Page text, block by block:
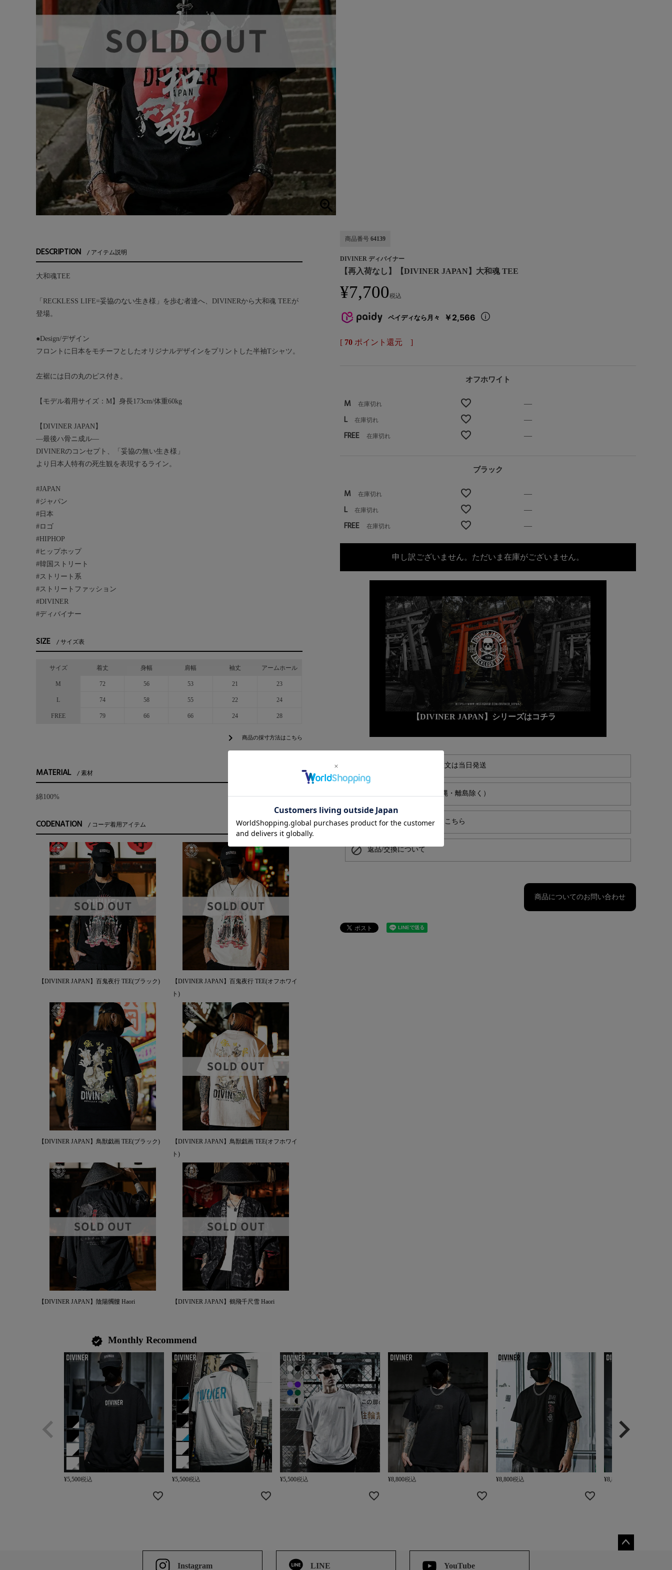
DESCRIPTION アイテム説明
大和魂TEE
「RECKLESS LIFE=妥協のない生き様」を歩む者達へ、DIVINERから大和魂 TEEが
登場。
●Design/デザイン
フロントに日本をモチーフとしたオリジナルデザインをプリントした半袖Tシャツ。
左裾には日の丸のピス付き。
【モデル着用サイズ：M】身長173cm/体重60kg
【DIVINER JAPAN】
―最後ハ骨ニ成ル―
DIVINERのコンセプト、「妥協の無い生き様」
より日本人特有の死生観を表現するライン。
#JAPAN
#ジャパン
#日本
#ロゴ
#HIPHOP
#ヒップホップ
#韓国ストリート
#ストリート系
#ストリートファッション
#DIVINER
#ディバイナー
SIZE サイズ表
サイズ 着丈 身幅 肩幅 袖丈 アームホール
M 72 56 53 21 23
L 74 58 55 22 24
FREE 79 66 66 24 28
chevron_right 商品の採寸方法はこちら
MATERIAL 素材
綿100%
CODENATION コーデ着用アイテム
【DIVINER JAPAN】百鬼夜行 TEE(ブラック)
【DIVINER JAPAN】百鬼夜行 TEE(オフホワイ
ト)
【DIVINER JAPAN】鳥獣戯画 TEE(ブラック)
【DIVINER JAPAN】鳥獣戯画 TEE(オフホワイ
ト)
【DIVINER JAPAN】陰陽髑髏 Haori 【DIVINER JAPAN】鶴飛千尺雪 Haori
商品番号 64139
DIVINER ディバイナー
【再入荷なし】【DIVINER JAPAN】大和魂 TEE
¥7,700税込
ペイディなら月々 ￥2,566
[ 70 ポイント還元 ]
オフホワイト
M 在庫切れ —
L 在庫切れ —
FREE 在庫切れ —
ブラック
M 在庫切れ —
L 在庫切れ —
FREE 在庫切れ —
申し訳ございません。ただいま在庫がございません。
【DIVINER JAPAN】シリーズはコチラ
平日お昼13時までのご注文は当日発送
local_shipping 送料550円でお届け（沖縄・離島除く）
card_giftcard プレゼントラッピングはこちら
block 返品/交換について
商品についてのお問い合わせ
verified Monthly Recommend
¥5,500税込 ¥5,500税込 ¥5,500税込 ¥8,800税込 ¥8,800税込 ¥8,800
Instagram LINE YouTube